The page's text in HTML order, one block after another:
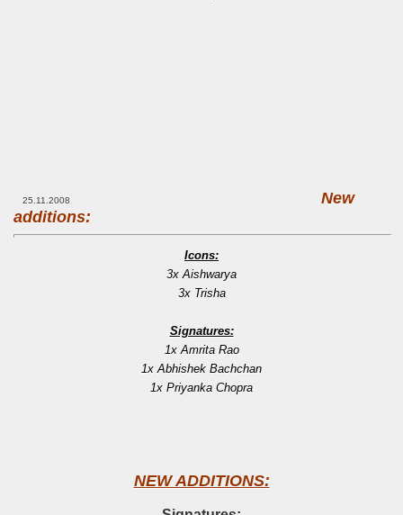
25.11.2008
New
additions:
Icons:
3x Aishwarya
3x Trisha
Signatures:
1x Amrita Rao
1x Abhishek Bachchan
1x Priyanka Chopra
NEW ADDITIONS: